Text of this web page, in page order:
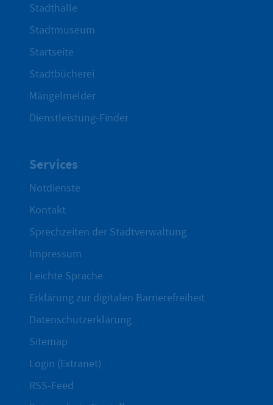
Stadthalle
Stadtmuseum
Startseite
Stadtbücherei
Mängelmelder
Dienstleistung-Finder
Services
Notdienste
Kontakt
Sprechzeiten der Stadtverwaltung
Impressum
Leichte Sprache
Erklärung zur digitalen Barrierefreiheit
Datenschutzerklärung
Sitemap
Login (Extranet)
RSS-Feed